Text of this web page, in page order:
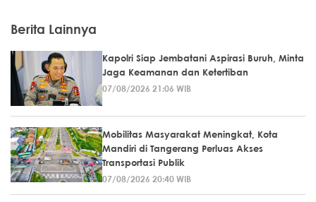
Berita Lainnya
Kapolri Siap Jembatani Aspirasi Buruh, Minta
Jaga Keamanan dan Ketertiban
07/08/2026 21:06 WIB
Mobilitas Masyarakat Meningkat, Kota
Mandiri di Tangerang Perluas Akses
Transportasi Publik
07/08/2026 20:40 WIB